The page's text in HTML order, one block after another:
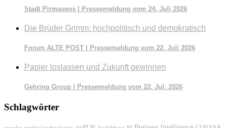
Stadt Pirmasens | Pressemeldung vom 24. Juli 2026
Die Brüder Grimm: hochpolitisch und demokratisch
Forum ALTE POST | Pressemeldung vom 22. Juli 2026
Papier loslassen und Zukunft gewinnen
Gehring Group | Pressemeldung vom 22. Jul. 2026
Schlagwörter